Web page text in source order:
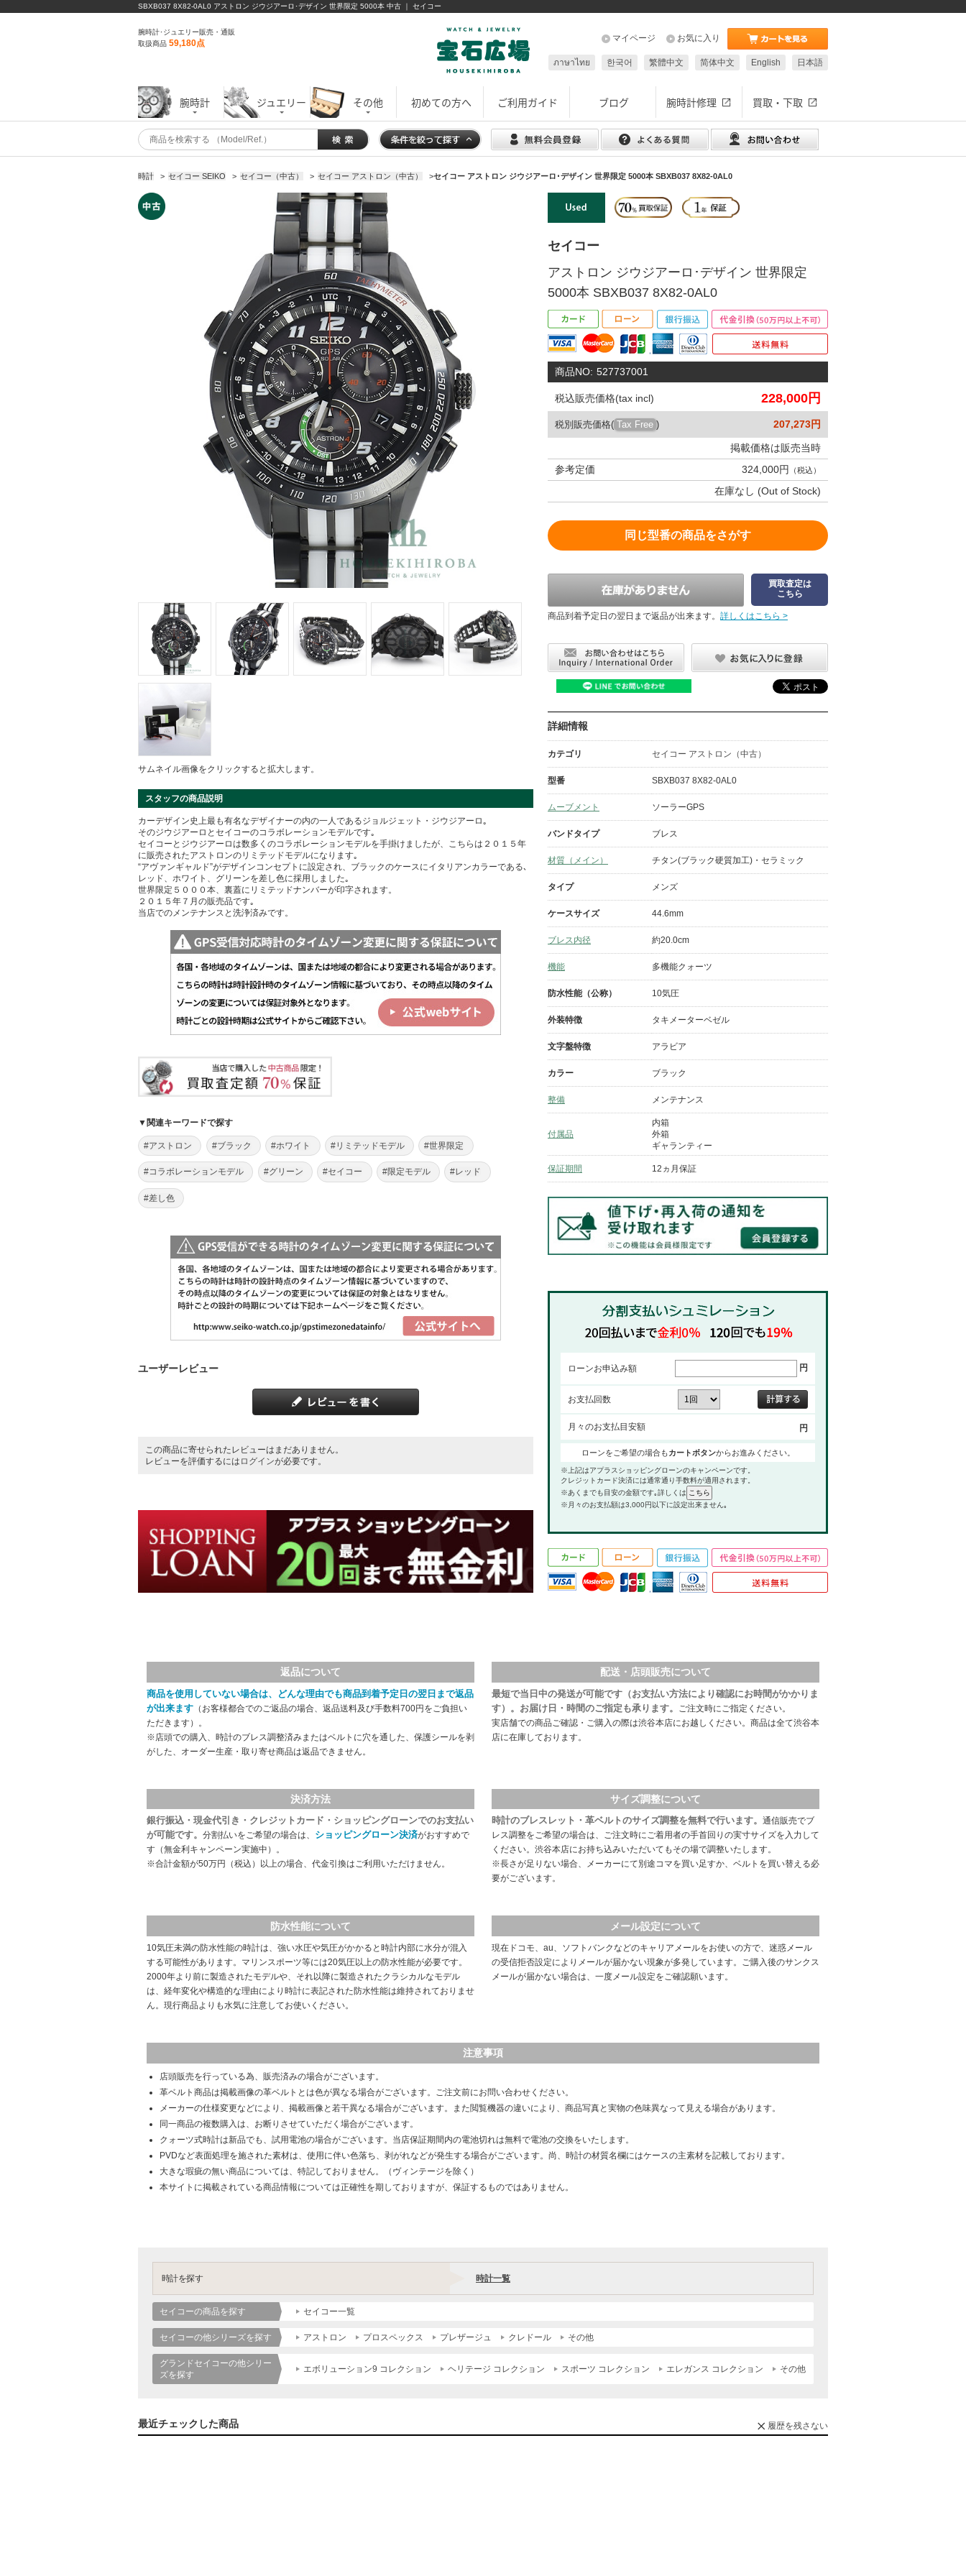
SBXB037 8X82-0AL0 アストロン ジウジアーロ･デザイン 世界限定 5000本 中古 ｜ セイコー
腕時計･ジュエリー販売・通販
取扱商品 59,180点 お気に入り
マイページ
日本語
English
简体中文
繁體中文
한국어
ภาษาไทย
腕時計 ジュエリー その他 初めての方へ ご利用ガイド ブログ 腕時計修理 買取・下取
時計 > セイコー SEIKO > セイコー（中古） > セイコー アストロン（中古） >セイコー アストロン ジウジアーロ･デザイン 世界限定 5000本 SBXB037 8X82-0AL0
サムネイル画像をクリックすると拡大します。
スタッフの商品説明
カーデザイン史上最も有名なデザイナーの内の一人であるジョルジェット・ジウジアーロ｡
そのジウジアーロとセイコーのコラボレーションモデルです｡
セイコーとジウジアーロは数多くのコラボレーションモデルを手掛けましたが、こちらは２０１５年
に販売されたアストロンのリミテッドモデルになります｡
“アヴァンギャルド”がデザインコンセプトに設定され、ブラックのケースにイタリアンカラーである､
レッド、ホワイト、グリーンを差し色に採用しました｡
世界限定５０００本、裏蓋にリミテッドナンバーが印字されます。
２０１５年７月の販売品です｡
当店でのメンテナンスと洗浄済みです。
▼関連キーワードで探す
#アストロン #ブラック #ホワイト #リミテッドモデル #世界限定
#コラボレーションモデル #グリーン #セイコー #限定モデル #レッド
#差し色
ユーザーレビュー
この商品に寄せられたレビューはまだありません。
レビューを評価するには ログインが必要です。
セイコー
アストロン ジウジアーロ･デザイン 世界限定
5000本 SBXB037 8X82-0AL0
商品NO: 527737001
税込販売価格(tax incl) 228,000円
税別販売価格( Tax Free ) 207,273円
掲載価格は販売当時
参考定価
324,000円 （税込）
在庫なし (Out of Stock)
同じ型番の商品をさがす
買取査定は
こちら
商品到着予定日の翌日まで返品が出来ます。 詳しくはこちら >
詳細情報
カテゴリ セイコー アストロン（中古）
型番 SBXB037 8X82-0AL0
ムーブメント ソーラーGPS
バンドタイプ ブレス
材質（メイン） チタン(ブラック硬質加工)・セラミック
タイプ メンズ
ケースサイズ 44.6mm
ブレス内径 約20.0cm
機能 多機能クォーツ
防水性能（公称） 10気圧
外装特徴 タキメーターベゼル
文字盤特徴 アラビア
カラー ブラック
整備 メンテナンス
付属品
内箱
外箱
ギャランティー
保証期間 12ヵ月保証
ローンお申込み額 円
お支払回数
月々のお支払目安額 円
ローンをご希望の場合もカートボタンからお進みください。
※上記はアプラスショッピングローンのキャンペーンです。
クレジットカード決済には通常通り手数料が適用されます。
※あくまでも目安の金額です｡詳しくは
※月々のお支払額は3,000円以下に設定出来ません｡
返品について
商品を使用していない場合は、どんな理由でも商品到着予定日の翌日まで返品
が出来ます （お客様都合でのご返品の場合、返品送料及び手数料700円をご負担い
ただきます）。
※店頭での購入、時計のブレス調整済みまたはベルトに穴を通した、保護シールを剥
がした、オーダー生産・取り寄せ商品は返品できません。
配送・店頭販売について
最短で当日中の発送が可能です（お支払い方法により確認にお時間がかかりま
す）。お届け日・時間のご指定も承ります。
ご注文時にご指定ください。
実店舗での商品ご確認・ご購入の際は渋谷本店にお越しください。商品は全て渋谷本
店に在庫しております。
決済方法
銀行振込・現金代引き・クレジットカード・ショッピングローンでのお支払い
が可能です。 分割払いをご希望の場合は、 ショッピングローン決済がおすすめで
す（無金利キャンペーン実施中）。
※合計金額が50万円（税込）以上の場合、代金引換はご利用いただけません。
サイズ調整について
時計のブレスレット・革ベルトのサイズ調整を無料で行います。 通信販売でブ
レス調整をご希望の場合は、ご注文時にご着用者の手首回りの実寸サイズを入力して
ください。渋谷本店にお持ち込みいただいてもその場で調整いたします。
※長さが足りない場合、メーカーにて別途コマを買い足すか、ベルトを買い替える必
要がございます。
防水性能について
10気圧未満の防水性能の時計は、強い水圧や気圧がかかると時計内部に水分が混入
する可能性があります。マリンスポーツ等には20気圧以上の防水性能が必要です。
2000年より前に製造されたモデルや、それ以降に製造されたクラシカルなモデル
は、経年変化や構造的な理由により時計に表記された防水性能は維持されておりませ
ん。現行商品よりも水気に注意してお使いください。
メール設定について
現在ドコモ、au、ソフトバンクなどのキャリアメールをお使いの方で、迷惑メール
の受信拒否設定によりメールが届かない現象が多発しています。ご購入後のサンクス
メールが届かない場合は、一度メール設定をご確認願います。
注意事項
店頭販売を行っている為、販売済みの場合がございます。
革ベルト商品は掲載画像の革ベルトとは色が異なる場合がございます。ご注文前にお問い合わせください。
メーカーの仕様変更などにより、掲載画像と若干異なる場合がございます。また閲覧機器の違いにより、商品写真と実物の色味異なって見える場合があります。
同一商品の複数購入は、お断りさせていただく場合がございます。
クォーツ式時計は新品でも、試用電池の場合がございます。当店保証期間内の電池切れは無料で電池の交換をいたします。
PVDなど表面処理を施された素材は、使用に伴い色落ち、剥がれなどが発生する場合がございます。尚、時計の材質名欄にはケースの主素材を記載しております。
大きな瑕疵の無い商品については、特記しておりません。（ヴィンテージを除く）
本サイトに掲載されている商品情報については正確性を期しておりますが、保証するものではありません。
時計を探す 時計一覧
セイコーの商品を探す セイコー一覧
セイコーの他シリーズを探す アストロン プロスペックス プレザージュ クレドール その他
グランドセイコーの他シリー
ズを探す
エボリューション9 コレクション ヘリテージ コレクション スポーツ コレクション エレガンス コレクション その他
最近チェックした商品 履歴を残さない